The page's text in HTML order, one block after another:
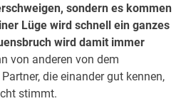
sondern es kommen
Lüge wird schnell ein ganzes
wird damit immer
von anderen von dem
die einander gut kennen,
stimmt.